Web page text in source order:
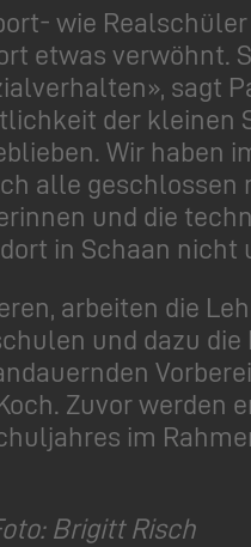
wie
etwas verwöhnt.
sagt
der kleinen
Wir haben
alle geschlossen
und die
in Schaan nicht
arbeiten die
und dazu
Zuvor werden
im
Brigitt Risch